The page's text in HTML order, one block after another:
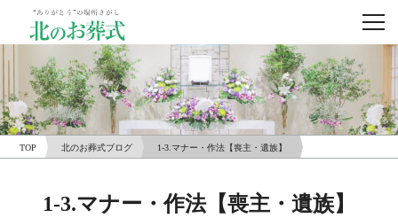
TOP 北のお葬式ブログ 1-3.マナー・作法【喪主・遺族】
1-3.マナー・作法【喪主・遺族】